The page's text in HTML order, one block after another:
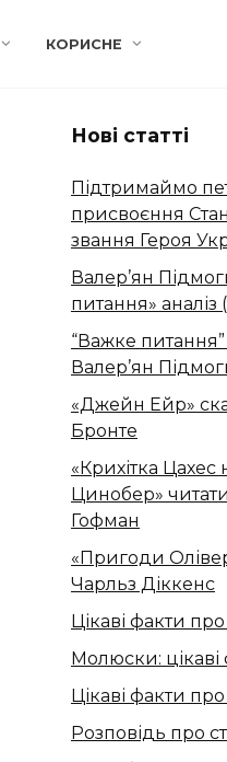
КОРИСНЕ
Нові статті
Підтримаймо
присвоєння
звання Героя
Валер’ян
питання» аналіз
“Важке
Валер’ян
«Джейн Ейр»
Бронте
«Крихітка Цахес
Цинобер»
Гофман
«Пригоди
Чарльз Діккенс
Цікаві факти
Молюски:
Цікаві факти
Розповідь про